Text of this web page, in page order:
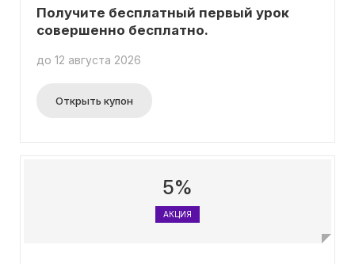
Получите бесплатный первый урок
совершенно бесплатно.
до 12 августа 2026
Открыть купон
5%
АКЦИЯ